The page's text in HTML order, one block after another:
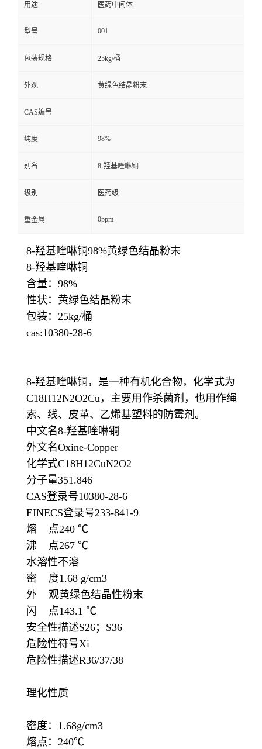
用途 医药中间体
型号 001
包装规格 25kg/桶
外观 黄绿色结晶粉末
CAS编号
纯度 98%
别名 8-羟基喹啉铜
级别 医药级
重金属 0ppm
8-羟基喹啉铜98%黄绿色结晶粉末
8-羟基喹啉铜
含量：98%
性状：黄绿色结晶粉末
包装：25kg/桶
cas:10380-28-6
8-羟基喹啉铜，是一种有机化合物，化学式为
C18H12N2O2Cu，主要用作杀菌剂，也用作绳
索、线、皮革、乙烯基塑料的防霉剂。
中文名8-羟基喹啉铜
外文名Oxine-Copper
化学式C18H12CuN2O2
分子量351.846
CAS登录号10380-28-6
EINECS登录号233-841-9
熔 点240 ℃
沸 点267 ℃
水溶性不溶
密 度1.68 g/cm3
外 观黄绿色结晶性粉末
闪 点143.1 ℃
安全性描述S26；S36
危险性符号Xi
危险性描述R36/37/38
理化性质
密度：1.68g/cm3
熔点：240℃